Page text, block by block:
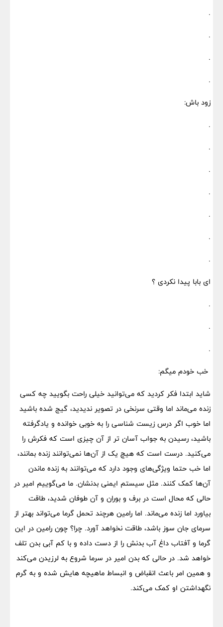
.
.
.
.
زود باش:
.
.
.
.
.
.
.
ای بابا پیدا نکردی ؟
.
.
.
خب خودم میگم:
شاید ابتدا فکر کردید که می‌توانید خیلی راحت بگویید چه کسی
زنده می‌ماند اما وقتی سرنخی در تصویر ندیدید، گیج شده باشید
اما خوب اگر درس زیست شناسی را به خوبی خوانده و یادگرفته
باشید، رسیدن به جواب آسان تر از آن چیزی است که فکرش را
می‌کنید. درست است که هیچ یک از آن‌ها نمی‌توانند زنده بمانند،
اما خب حتما ویژگی‌های وجود دارد که می‌توانند به زنده ماندن
آن‌ها کمک کنند. مثل سیستم ایمنی بدنشان. ما می‌گوییم امیر در
حالی که محال است در برف و بوران و آن طوفان شدید، طاقت
بیاورد اما زنده می‌ماند. اما رامین هرچند تحمل گرما می‌تواند بهتر از
سرمای جان سوز باشد، طاقت نخواهد آورد. چرا؟ چون رامین در این
گرما و آفتاب داغ آب بدنش را از دست داده و با کم آبی بدن تلف
خواهد شد. در حالی که بدن امیر در سرما شروع به لرزیدن می‌کند
و همین امر باعث انقباض و انبساط ماهیچه هایش شده و به گرم
نگهداشتن او کمک می‌کند.